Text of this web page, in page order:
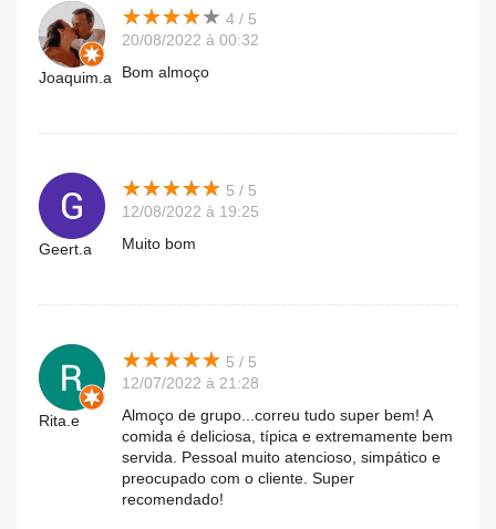
Joaquim.a
★★★★★
★★★★★ 4 / 5
20/08/2022 à 00:32
Bom almoço
Geert.a
★★★★★
★★★★★ 5 / 5
12/08/2022 à 19:25
Muito bom
Rita.e
★★★★★
★★★★★ 5 / 5
12/07/2022 à 21:28
Almoço de grupo...correu tudo super bem! A
comida é deliciosa, típica e extremamente bem
servida. Pessoal muito atencioso, simpático e
preocupado com o cliente. Super
recomendado!